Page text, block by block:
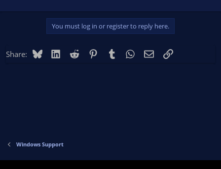
You must log in or register to reply here.
Share: BlueskyLinkedIn
Reddit PinterestTumblr WhatsApp
EmailLink
Windows Support